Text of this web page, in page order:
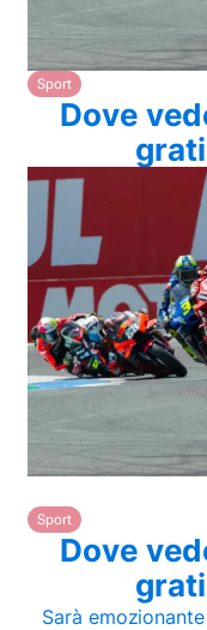
Sport
Dove
Sport
Dove
Sarà